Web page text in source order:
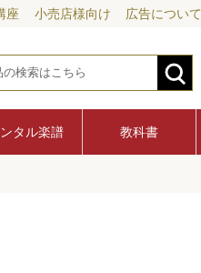
座 小売店様向け 広告について
タル楽譜 教科書